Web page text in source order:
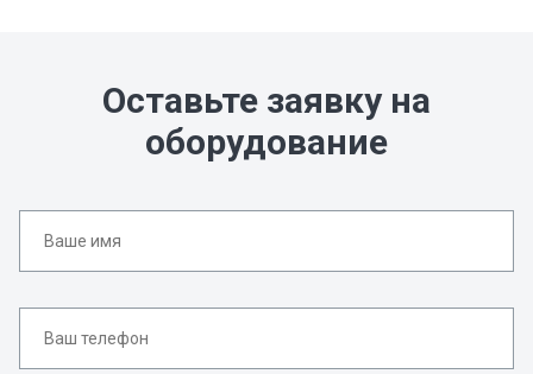
Оставьте заявку на
оборудование